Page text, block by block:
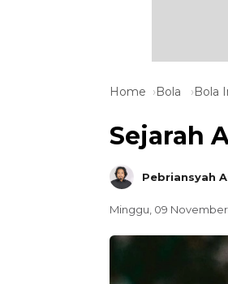
Home Bola Bola
Sejarah
Pebriansyah
Minggu, 09 November